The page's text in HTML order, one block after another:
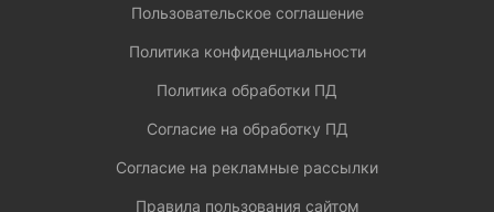
Пользовательское соглашение
Политика конфиденциальности
Политика обработки ПД
Согласие на обработку ПД
Согласие на рекламные рассылки
Правила пользования сайтом